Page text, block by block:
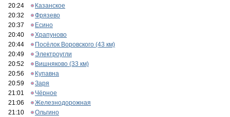
20:24
Казанское
20:32
Фрязево
20:37
Есино
20:40
Храпуново
20:44
Посёлок Воровского (43 км)
20:49
Электроугли
20:52
Вишняково (33 км)
20:56
Купавна
20:59
Заря
21:01
Чёрное
21:06
Железнодорожная
21:10
Ольгино